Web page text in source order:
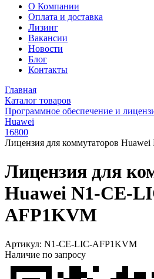
О Компании
Оплата и доставка
Лизинг
Вакансии
Новости
Блог
Контакты
Главная
Каталог товаров
Программное обеспечение и
Huawei
16800
Лицензия для коммутаторов
Лицензия для
Huawei N1-CE-
AFP1KVM
Артикул: N1-CE-LIC-AFP1KVM
Наличие по запросу